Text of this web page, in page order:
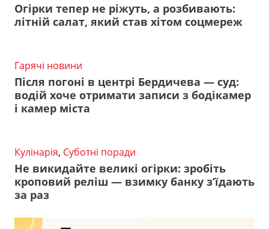
Огірки тепер не ріжуть, а розбивають:
літній салат, який став хітом соцмереж
Гарячі новини
Після погоні в центрі Бердичева — суд:
водій хоче отримати записи з бодікамер
і камер міста
Кулінарія, Суботні поради
Не викидайте великі огірки: зробіть
кроповий реліш — взимку банку з’їдають
за раз